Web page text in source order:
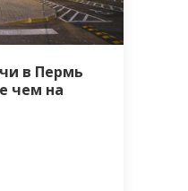
в Пермь
чем на